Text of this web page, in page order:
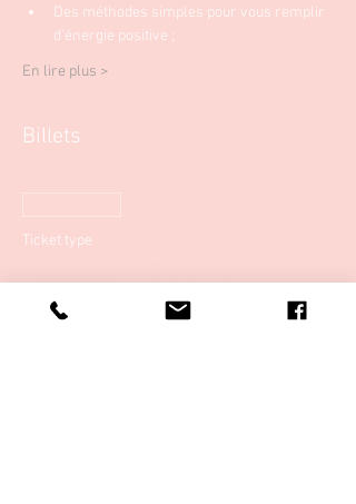
Des méthodes simples pour vous remplir
d’énergie positive ;
En lire plus >
Billets
Ticket type
More info